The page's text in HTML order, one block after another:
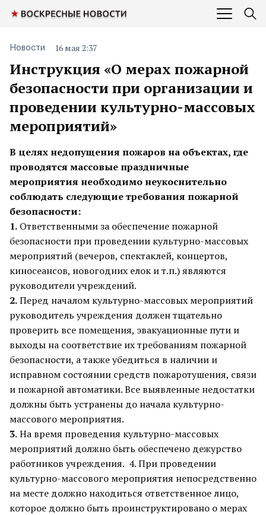
Инструкция «О мерах пожарной
безопасности при организации и
проведении культурно-массовых
мероприятий»
Новости 16 мая 2:37
В целях недопущения пожаров на объектах, где
проводятся массовые праздничные
мероприятия необходимо неукоснительно
соблюдать следующие требования пожарной
безопасности:
1. Ответственными за обеспечение пожарной
безопасности при проведении культурно-массовых
мероприятий (вечеров, спектаклей, концертов,
киносеансов, новогодних елок и т.п.) являются
руководители учреждений.
2.Перед началом культурно-массовых мероприятий
руководитель учреждения должен тщательно
проверить все помещения, эвакуационные пути и
выходы на соответствие их требованиям пожарной
безопасности, а также убедиться в наличии и
исправном состоянии средств пожаротушения, связи
и пожарной автоматики. Все выявленные недостатки
должны быть устранены до начала культурно-
массового мероприятия.
3.На время проведения культурно-массовых
мероприятий должно быть обеспечено дежурство
работников учреждения. 4. При проведении
культурно-массового мероприятия непосредственно
на месте должно находиться ответственное лицо,
которое должно быть проинструктировано о мерах